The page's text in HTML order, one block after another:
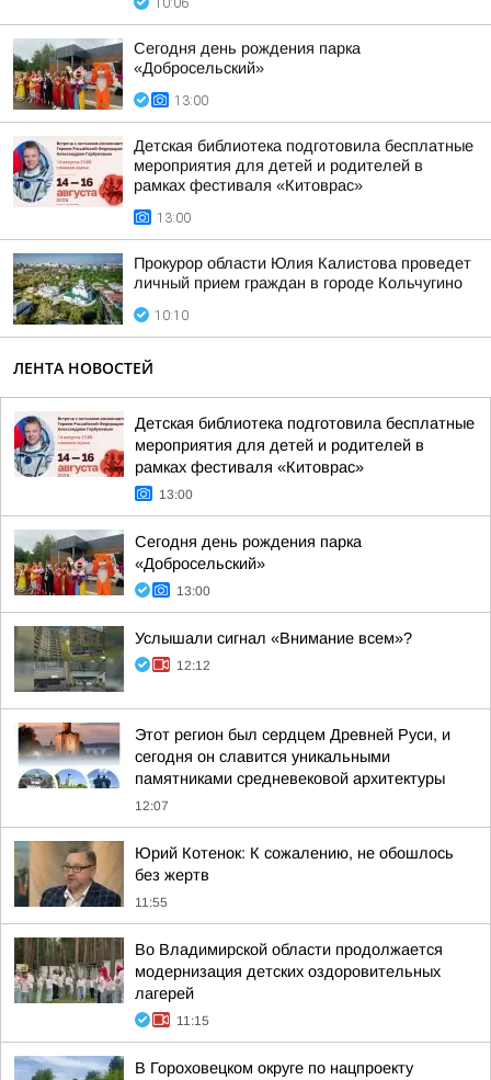
10:06
Сегодня день рождения парка
«Добросельский»
13:00
Детская библиотека подготовила бесплатные
мероприятия для детей и родителей в
рамках фестиваля «Китоврас»
13:00
Прокурор области Юлия Калистова проведет
личный прием граждан в городе Кольчугино
10:10
ЛЕНТА НОВОСТЕЙ
Детская библиотека подготовила бесплатные
мероприятия для детей и родителей в
рамках фестиваля «Китоврас»
13:00
Сегодня день рождения парка
«Добросельский»
13:00
Услышали сигнал «Внимание всем»?
12:12
Этот регион был сердцем Древней Руси, и
сегодня он славится уникальными
памятниками средневековой архитектуры
12:07
Юрий Котенок: К сожалению, не обошлось
без жертв
11:55
Во Владимирской области продолжается
модернизация детских оздоровительных
лагерей
11:15
В Гороховецком округе по нацпроекту